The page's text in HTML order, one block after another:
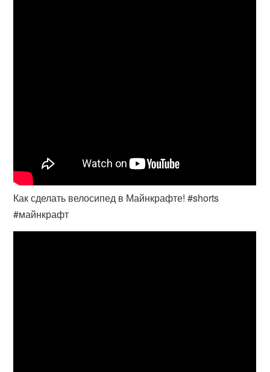
Как сделать велосипед в Майнкрафте! #shorts
#майнкрафт